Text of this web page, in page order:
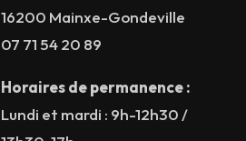
16200 Mainxe-Gondeville
07 71 54 20 89
Horaires de permanence :
Lundi et mardi : 9h-12h30 /